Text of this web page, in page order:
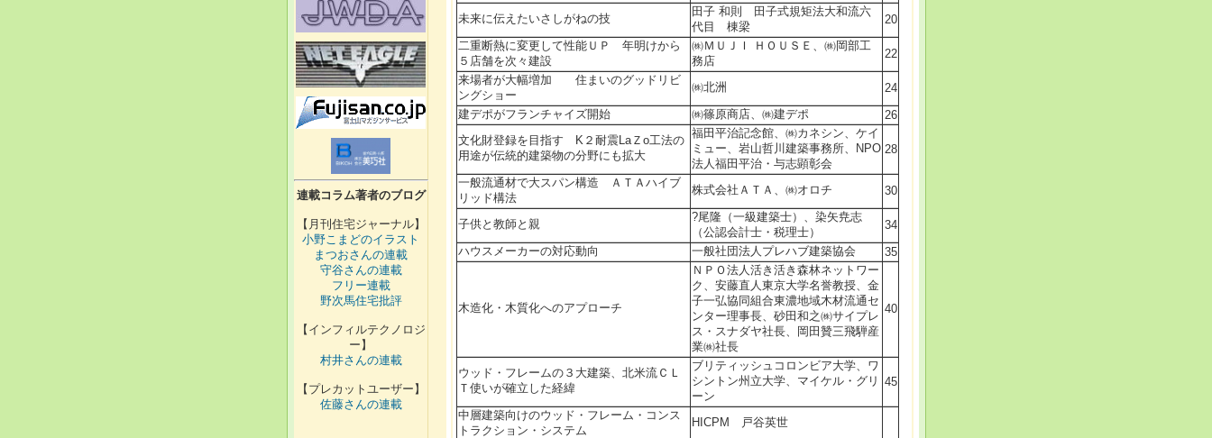
連載コラム著者のブログ
【月刊住宅ジャーナル】
小野こまどのイラスト
まつおさんの連載
守谷さんの連載
フリー連載
野次馬住宅批評
【インフィルテクノロジ
ー】
村井さんの連載
【プレカットユーザー】
佐藤さんの連載
未来に伝えたいさしがねの技
田子 和則 田子式規矩法大和流六
代目 棟梁
20
二重断熱に変更して性能ＵＰ 年明けから
５店舗を次々建設
㈱ＭＵＪＩ ＨＯＵＳＥ、㈱岡部工
務店
22
来場者が大幅増加 住まいのグッドリビ
ングショー
㈱北洲
24
建デポがフランチャイズ開始
㈱篠原商店、㈱建デポ
26
文化財登録を目指す K２耐震LaＺo工法の
用途が伝統的建築物の分野にも拡大
福田平治記念館、㈱カネシン、ケイ
ミュー、岩山哲川建築事務所、NPO
法人福田平治・与志顕彰会
28
一般流通材で大スパン構造 ＡＴＡハイブ
リッド構法
株式会社ＡＴＡ、㈱オロチ 30
子供と教師と親
?尾隆（一級建築士）、染矢尭志
（公認会計士・税理士）
34
ハウスメーカーの対応動向
一般社団法人プレハブ建築協会 35
木造化・木質化へのアプローチ
ＮＰＯ法人活き活き森林ネットワー
ク、安藤直人東京大学名誉教授、金
子一弘協同組合東濃地域木材流通セ
ンター理事長、砂田和之㈱サイプレ
ス・スナダヤ社長、岡田贊三飛騨産
業㈱社長
40
ウッド・フレームの３大建築、北米流ＣＬ
Ｔ使いが確立した経緯
ブリティッシュコロンビア大学、ワ
シントン州立大学、マイケル・グリ
ーン
45
中層建築向けのウッド・フレーム・コンス
トラクション・システム
HICPM 戸谷英世